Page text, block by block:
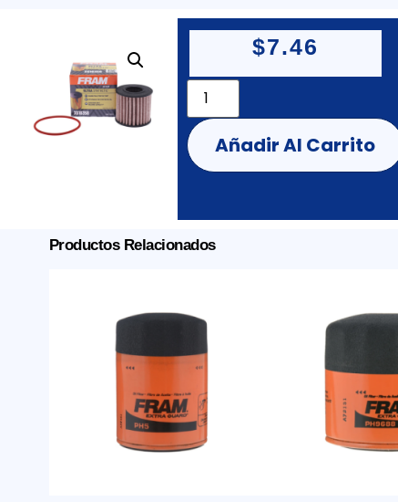
$7.46
Añadir Al Carrito
Productos Relacionados